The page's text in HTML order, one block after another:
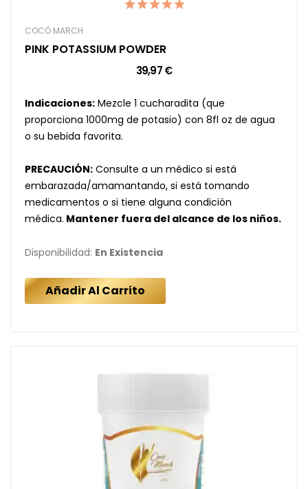
COCÓ MARCH
PINK POTASSIUM POWDER
39,97 €
Indicaciones: Mezcle 1 cucharadita (que
proporciona 1000mg de potasio) con 8fl oz de agua
o su bebida favorita.
PRECAUCIÓN: Consulte a un médico si está
embarazada/amamantando, si está tomando
medicamentos o si tiene alguna condición
médica. Mantener fuera del alcance de los niños.
Disponibilidad: En Existencia
Añadir Al Carrito